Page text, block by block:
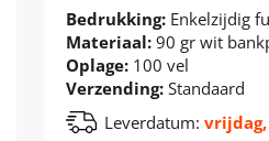
Bedrukking: Enkelzijdig
Materiaal: 90 gr wit
Oplage: 100 vel
Verzending: Standaard
Leverdatum: vrijdag,